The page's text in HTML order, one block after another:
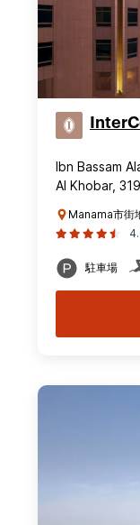
Ibn Bassam
Al Khobar,
Manama市街
駐車場